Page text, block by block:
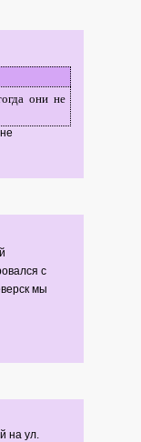
они не
с
мы
на ул.